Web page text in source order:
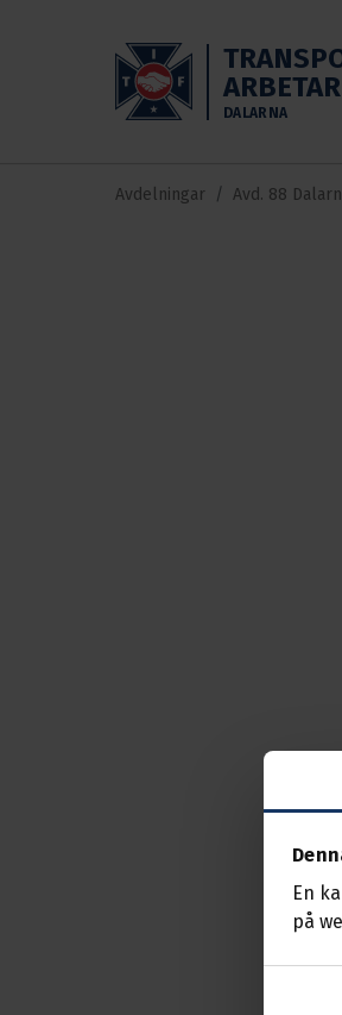
En
på
DALARNA
Avdelningar Avd. 88